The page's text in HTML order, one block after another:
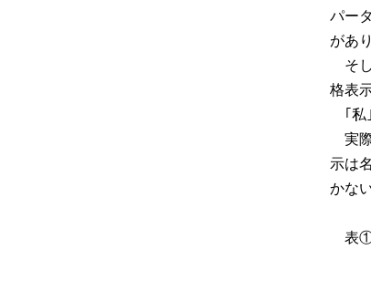
パー
があ
そし
格表
｢私
実際
示は
かな
表①